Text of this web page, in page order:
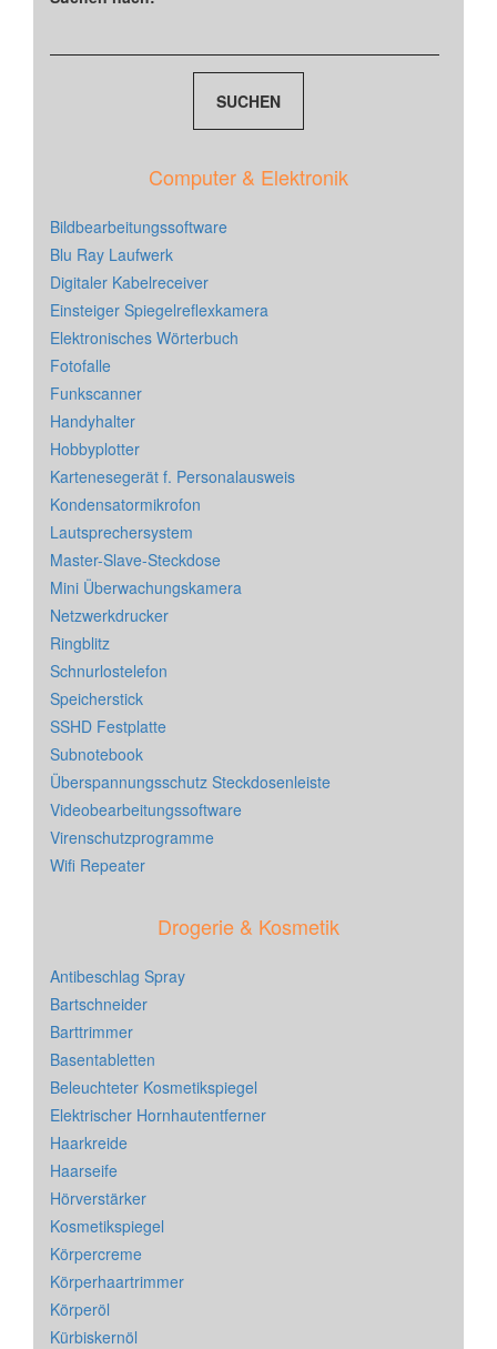
Computer & Elektronik
Bildbearbeitungssoftware
Blu Ray Laufwerk
Digitaler Kabelreceiver
Einsteiger Spiegelreflexkamera
Elektronisches Wörterbuch
Fotofalle
Funkscanner
Handyhalter
Hobbyplotter
Kartenesegerät f. Personalausweis
Kondensatormikrofon
Lautsprechersystem
Master-Slave-Steckdose
Mini Überwachungskamera
Netzwerkdrucker
Ringblitz
Schnurlostelefon
Speicherstick
SSHD Festplatte
Subnotebook
Überspannungsschutz Steckdosenleiste
Videobearbeitungssoftware
Virenschutzprogramme
Wifi Repeater
Drogerie & Kosmetik
Antibeschlag Spray
Bartschneider
Barttrimmer
Basentabletten
Beleuchteter Kosmetikspiegel
Elektrischer Hornhautentferner
Haarkreide
Haarseife
Hörverstärker
Kosmetikspiegel
Körpercreme
Körperhaartrimmer
Körperöl
Kürbiskernöl